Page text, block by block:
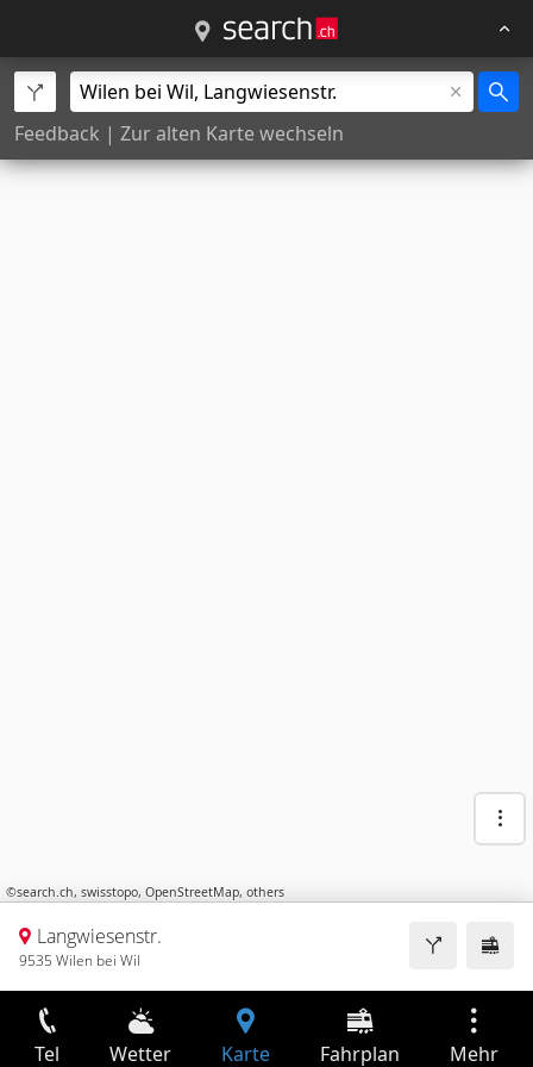
Feedback | Zur alten Karte wechseln
©search.ch, swisstopo, OpenStreetMap, others
Langwiesenstr.
9535 Wilen bei Wil
Tel Wetter Karte Fahrplan Mehr